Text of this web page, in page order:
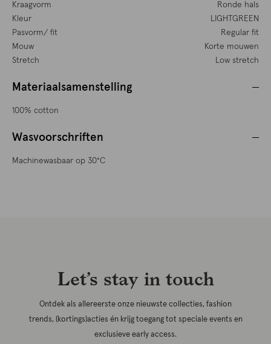
Kraagvorm
Ronde hals
Kleur
LIGHTGREEN
Pasvorm/ fit
Regular fit
Mouw
Korte mouwen
Stretch
Low stretch
Materiaalsamenstelling
100% cotton
Wasvoorschriften
Machinewasbaar op 30°C
Let’s stay in touch
Ontdek als allereerste onze nieuwste collecties, fashion
trends, (kortings)acties én krijg toegang tot speciale events en
exclusieve early access.